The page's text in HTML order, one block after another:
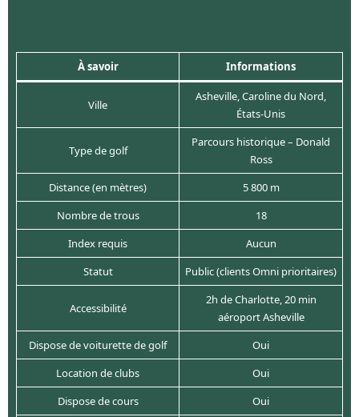
À savoir Informations
Ville
Asheville, Caroline du Nord,
États-Unis
Type de golf
Parcours historique – Donald
Ross
Distance (en mètres)
5 800 m
Nombre de trous
18
Index requis
Aucun
Statut
Public (clients Omni prioritaires)
Accessibilité
2h de Charlotte, 20 min
aéroport Asheville
Dispose de voiturette de golf
Oui
Location de clubs
Oui
Dispose de cours
Oui